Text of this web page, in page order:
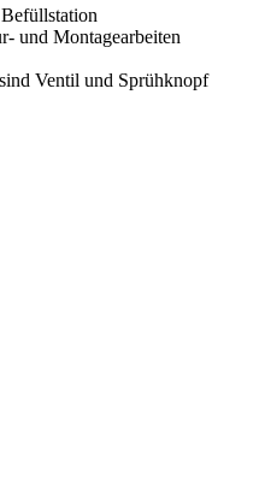
und Montagearbeiten
Ventil und Sprühknopf